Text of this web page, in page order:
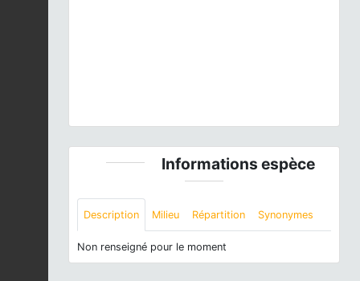
Informations espèce
Description Milieu Répartition Synonymes
Non renseigné pour le moment